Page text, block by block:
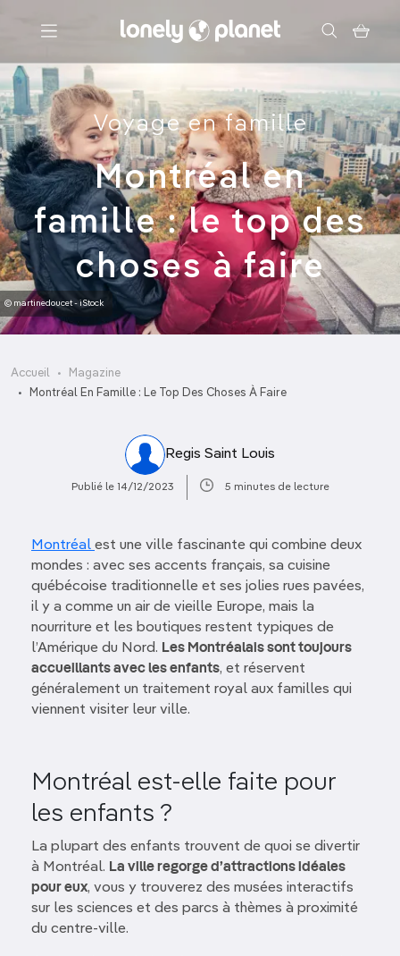
Menu
Votre recherche
Voyage en famille
Montréal en
famille : le top des
choses à faire
© martinedoucet - iStock
Accueil
Magazine
Montréal En Famille : Le Top Des Choses À Faire
Regis Saint Louis
Publié le 14/12/2023 5 minutes de lecture
Montréal est une ville fascinante qui combine deux
mondes : avec ses accents français, sa cuisine
québécoise traditionnelle et ses jolies rues pavées,
il y a comme un air de vieille Europe, mais la
nourriture et les boutiques restent typiques de
l’Amérique du Nord. Les Montréalais sont toujours
accueillants avec les enfants, et réservent
généralement un traitement royal aux familles qui
viennent visiter leur ville.
Montréal est-elle faite pour
les enfants ?
La plupart des enfants trouvent de quoi se divertir
à Montréal. La ville regorge d’attractions idéales
pour eux, vous y trouverez des musées interactifs
sur les sciences et des parcs à thèmes à proximité
du centre-ville.